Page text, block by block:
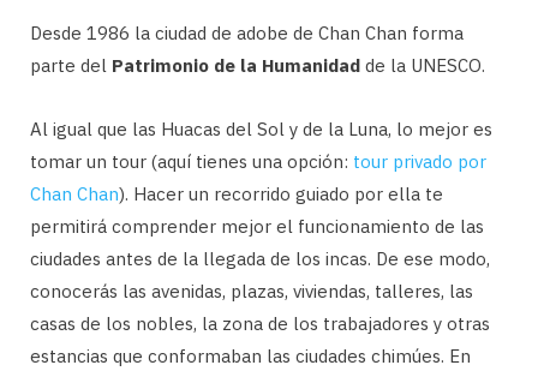
Desde 1986 la ciudad de adobe de Chan Chan forma
parte del Patrimonio de la Humanidad de la UNESCO.
Al igual que las Huacas del Sol y de la Luna, lo mejor es
tomar un tour (aquí tienes una opción: tour privado por
Chan Chan). Hacer un recorrido guiado por ella te
permitirá comprender mejor el funcionamiento de las
ciudades antes de la llegada de los incas. De ese modo,
conocerás las avenidas, plazas, viviendas, talleres, las
casas de los nobles, la zona de los trabajadores y otras
estancias que conformaban las ciudades chimúes. En